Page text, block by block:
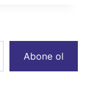
Abone ol